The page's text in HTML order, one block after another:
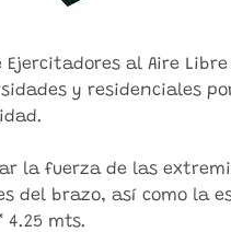
Ejercitadores al Aire
y residenciales
la fuerza de las
del brazo, así como la
4.25 mts.